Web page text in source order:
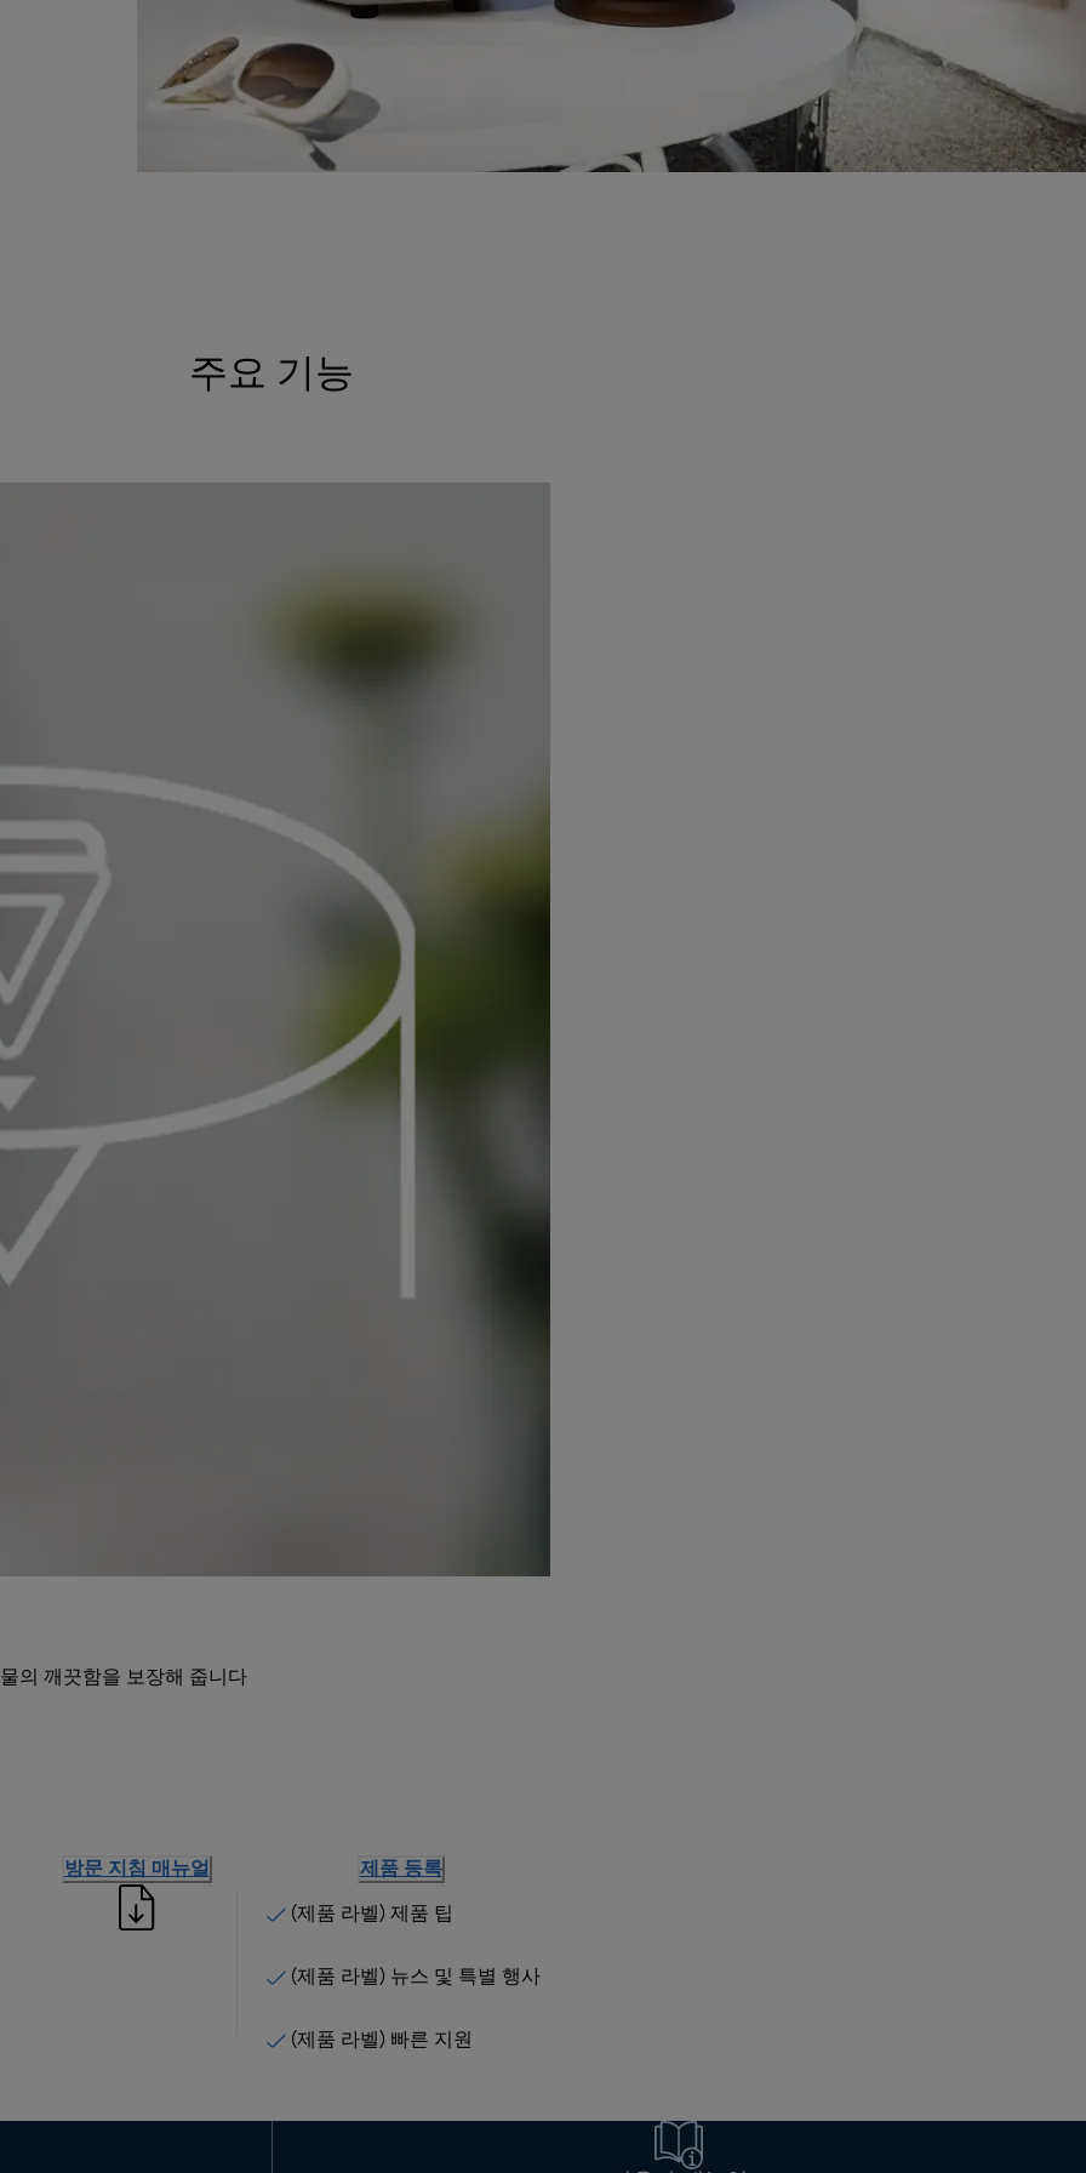
주요 기능
의 깨끗함을 보장해 줍니다
방문 지침 매뉴얼 제품 등록
(제품 라벨) 제품 팁
(제품 라벨) 뉴스 및 특별 행사
(제품 라벨) 빠른 지원